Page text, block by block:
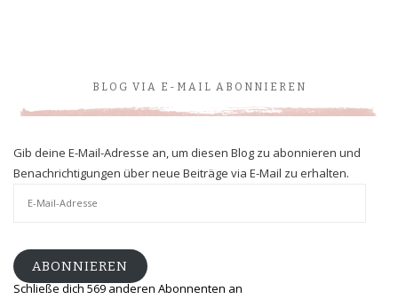
BLOG VIA E-MAIL ABONNIEREN
Gib deine E-Mail-Adresse an, um diesen Blog zu abonnieren und
Benachrichtigungen über neue Beiträge via E-Mail zu erhalten.
ABONNIEREN
Schließe dich 569 anderen Abonnenten an